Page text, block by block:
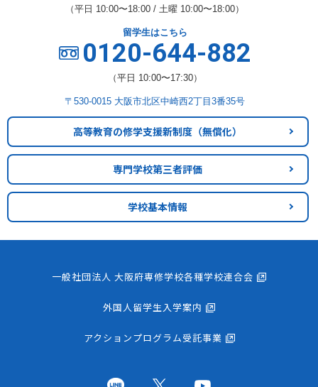
（平日 10:00〜18:00 / 土曜 10:00〜18:00）
留学生はこちら
0120-644-882
（平日 10:00〜17:30）
〒530-0015 大阪市北区中崎西2丁目3番35号
高等教育の修学支援新制度 （無償化）
専門学校第三者評価
学校基本情報
一般社団法人 大阪府専修学校各種学校連合会
外国人留学生入学案内
アクションプログラム受託事業